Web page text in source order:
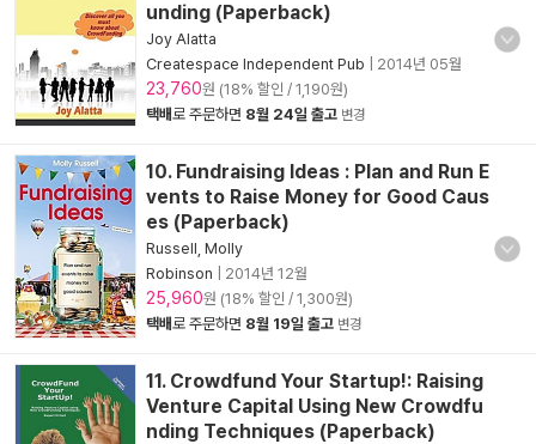
unding (Paperback)
Joy Alatta
Createspace Independent Pub
2014년 05월
23,760원 (18% 할인 / 1,190원)
택배로 주문하면 8월 24일 출고 변경
10. Fundraising Ideas : Plan and Run E
vents to Raise Money for Good Caus
es (Paperback)
Russell, Molly
Robinson
2014년 12월
25,960원 (18% 할인 / 1,300원)
택배로 주문하면 8월 19일 출고 변경
11. Crowdfund Your Startup!: Raising
Venture Capital Using New Crowdfu
nding Techniques (Paperback)